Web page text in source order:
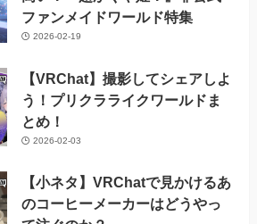
ファンメイドワールド特集
2026-02-19
【VRChat】撮影してシェアしよ
う！プリクラライクワールドま
とめ！
2026-02-03
【小ネタ】VRChatで見かけるあ
のコーヒーメーカーはどうやっ